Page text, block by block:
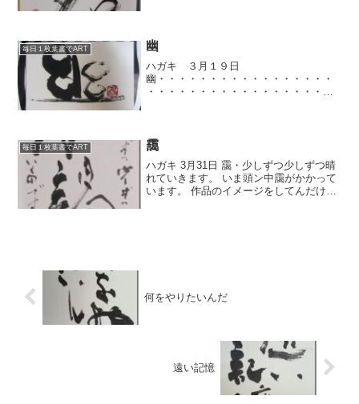
～れた、た...
毎日１枚葉書でART 幽
ハガキ ３月１９日
幽・・・・・・・・・・・・・・・・・
・・・・・・・・・・・・・・・・・・
資料作りに、ここ数日数字ばかり見てま
毎日１枚葉書でART 靄
ハガキ 3月31日 靄・少しずつ少しずつ晴
れていきます。 いま頭ン中靄がかかって
います。 作品のイメージをしてんだけど
何をやりたいんだ
遠い記憶